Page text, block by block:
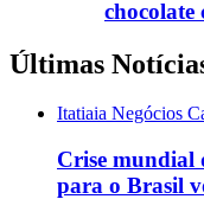
chocolate
Últimas
Itatiaia Negócios
Crise mundial
para o Brasil